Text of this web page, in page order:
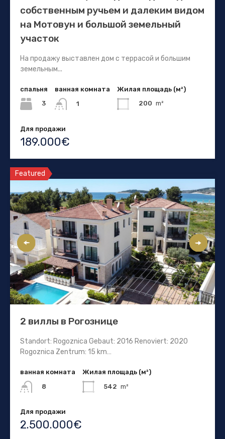
собственным ручьем и далеким видом
на Мотовун и большой земельный
участок
На продажу выставлен дом с террасой и большим
земельным...
спальня
3
ванная комната
1
Жилая площадь (м²)
200 m²
Для продажи
189.000€
Featured
2 виллы в Рогознице
Standort: Rogoznica Gebaut: 2016 Renoviert: 2020
Rogoznica Zentrum: 15 km…
ванная комната
8
Жилая площадь (м²)
542 m²
Для продажи
2.500.000€